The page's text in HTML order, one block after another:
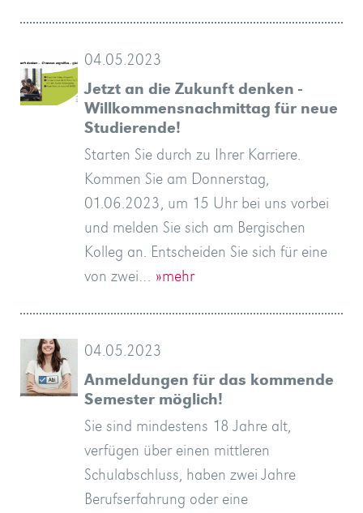
04.05.2023
Jetzt an die Zukunft denken -
Willkommensnachmittag für neue
Studierende!
Starten Sie durch zu Ihrer Karriere.
Kommen Sie am Donnerstag,
01.06.2023, um 15 Uhr bei uns vorbei
und melden Sie sich am Bergischen
Kolleg an. Entscheiden Sie sich für eine
von zwei… »mehr
04.05.2023
Anmeldungen für das kommende
Semester möglich!
Sie sind mindestens 18 Jahre alt,
verfügen über einen mittleren
Schulabschluss, haben zwei Jahre
Berufserfahrung oder eine